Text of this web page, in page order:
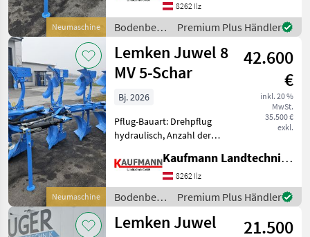
Neumaschine
Schnittbreitenverstellung,
Stützrad Rahmenhöhe
85cm, Rahmene
8262 Ilz
Bodenbearbeitung
/ Lemken
Premium Plus Händler
Neumaschine
Lemken Juwel 8
MV 5-Schar
42.600
€
inkl. 20 %
MwSt.
35.500 €
exkl.
Bj. 2026
Pflug-Bauart: Drehpflug
hydraulisch, Anzahl der
Vorschäler, Maiseinleger,
Scheibensech, hydr.
Schnittbreitenverstellung,
Stützrad Rahmenhöhe
85cm
Kaufmann Landtechnik GmbH
8262 Ilz
Bodenbearbeitung
/ Lemken
Premium Plus Händler
Lemken Juwel
21.500